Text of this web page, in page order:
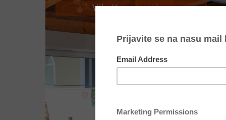
Vila Konstantina
Vila Konstantina